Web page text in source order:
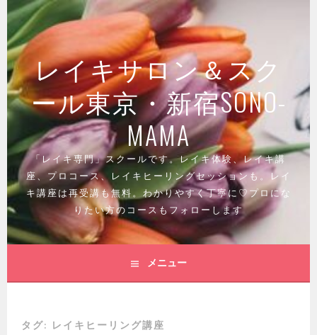
コ
ン
テ
ン
ツ
へ
ス
ッ
レイキサロン＆スク
ール東京・新宿SONO-
MAMA
「レイキ専門」スクールです。レイキ体験、レイキ講
座、プロコース、レイキヒーリングセッションも。レイ
キ講座は再受講も無料。わかりやすく丁寧に♡プロにな
りたい方のコースもフォローします
メニュー
タグ: レイキヒーリング講座